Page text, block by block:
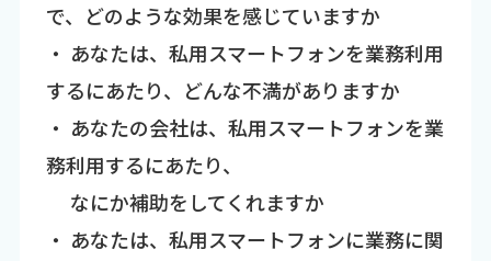
で、どのような効果を感じていますか
・ あなたは、私用スマートフォンを業務利用
するにあたり、どんな不満がありますか
・ あなたの会社は、私用スマートフォンを業
務利用するにあたり、
なにか補助をしてくれますか
・ あなたは、私用スマートフォンに業務に関